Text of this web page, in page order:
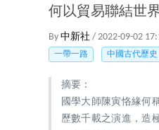
何以貿易聯結世
By 中新社 / 2022-09-02
一帶一路
中國古代歷史
摘要：
國學大師陳寅恪緣何
歷數千載之演進，造